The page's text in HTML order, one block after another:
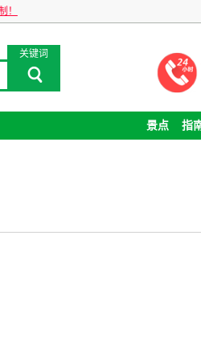
关键词
指
景点